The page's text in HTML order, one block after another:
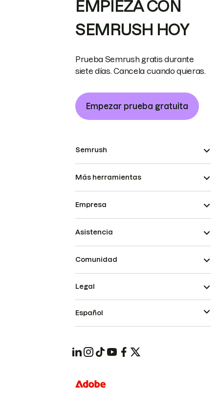
EMPIEZA CON
SEMRUSH HOY
Prueba Semrush gratis durante
siete días. Cancela cuando quieras.
Empezar prueba gratuita
Semrush
Más herramientas
Empresa
Asistencia
Comunidad
Legal
Español